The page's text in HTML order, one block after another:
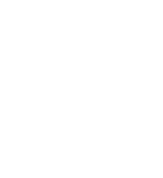
durch Statistiken oder Kombinationen von
Verbesserung der Angebote